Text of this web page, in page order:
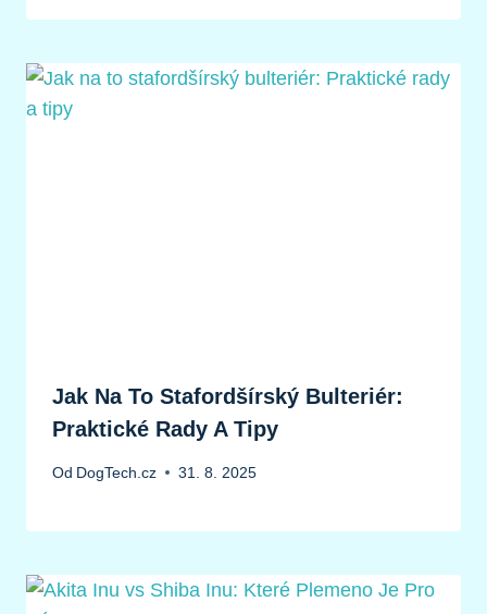
Jak Na To Stafordšírský Bulteriér:
Praktické Rady A Tipy
Od DogTech.cz 31. 8. 2025